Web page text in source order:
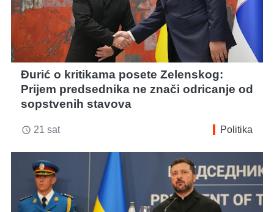
Đurić o kritikama posete Zelenskog:
Prijem predsednika ne znači odricanje od
sopstvenih stavova
access_time 21 sat Politika